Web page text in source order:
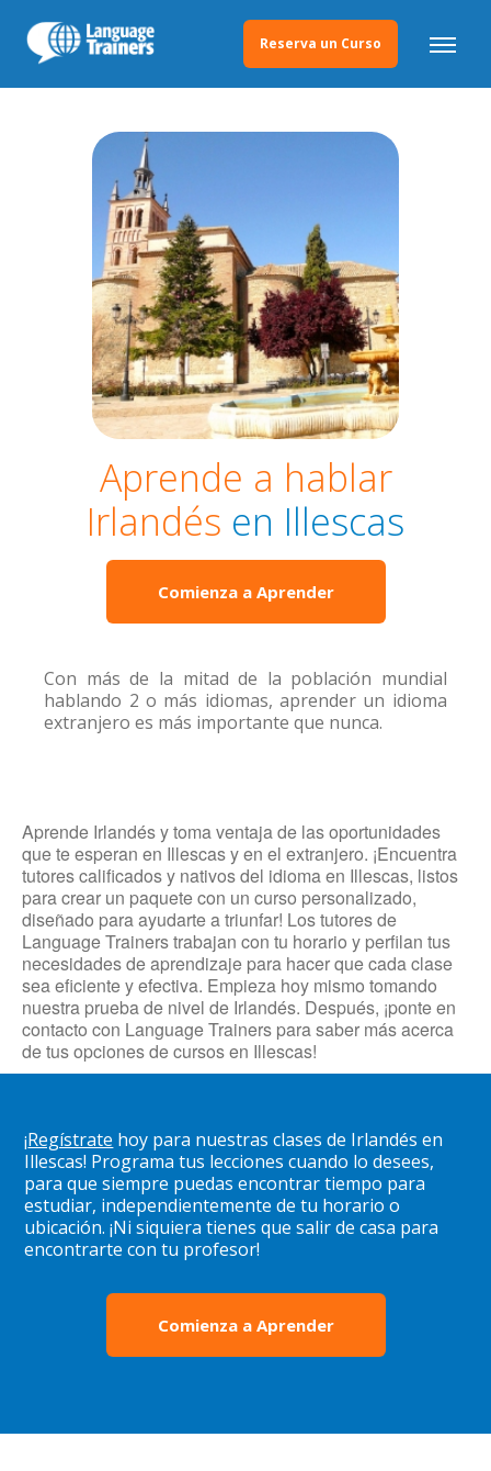
Reserva un Curso
Aprende a hablar
Irlandés en Illescas
Comienza a Aprender
Con más de la mitad de la población mundial
hablando 2 o más idiomas, aprender un idioma
extranjero es más importante que nunca.
Aprende Irlandés y toma ventaja de las oportunidades
que te esperan en Illescas y en el extranjero. ¡Encuentra
tutores calificados y nativos del idioma en Illescas, listos
para crear un paquete con un curso personalizado,
diseñado para ayudarte a triunfar! Los tutores de
Language Trainers trabajan con tu horario y perfilan tus
necesidades de aprendizaje para hacer que cada clase
sea eficiente y efectiva. Empieza hoy mismo tomando
nuestra prueba de nivel de Irlandés. Después, ¡ponte en
contacto con Language Trainers para saber más acerca
de tus opciones de cursos en Illescas!
¡Regístrate hoy para nuestras clases de Irlandés en
Illescas! Programa tus lecciones cuando lo desees,
para que siempre puedas encontrar tiempo para
estudiar, independientemente de tu horario o
ubicación. ¡Ni siquiera tienes que salir de casa para
encontrarte con tu profesor!
Comienza a Aprender